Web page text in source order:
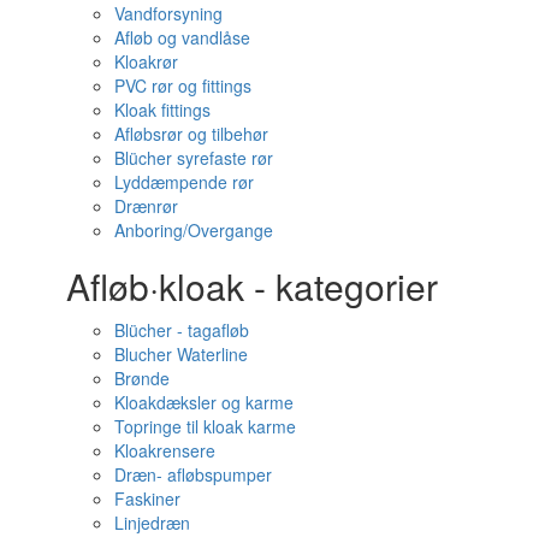
Vandforsyning
Afløb og vandlåse
Kloakrør
PVC rør og fittings
Kloak fittings
Afløbsrør og tilbehør
Blücher syrefaste rør
Lyddæmpende rør
Drænrør
Anboring/Overgange
Afløb·kloak - kategorier
Blücher - tagafløb
Blucher Waterline
Brønde
Kloakdæksler og karme
Topringe til kloak karme
Kloakrensere
Dræn- afløbspumper
Faskiner
Linjedræn